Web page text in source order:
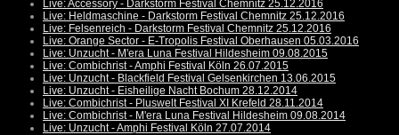
Live: Accessory - Darkstorm Festival Chemnitz 25.12.2016
Live: Heldmaschine - Darkstorm Festival Chemnitz 25.12.2016
Live: Felsenreich - Darkstorm Festival Chemnitz 25.12.2016
Live: Orange Sector - E-Tropolis Festival Oberhausen 05.03.2016
Live: Unzucht - M'era Luna Festival Hildesheim 09.08.2015
Live: Combichrist - Amphi Festival Köln 26.07.2015
Live: Unzucht - Blackfield Festival Gelsenkirchen 13.06.2015
Live: Unzucht - Eisheilige Nacht Bochum 28.12.2014
Live: Combichrist - Pluswelt Festival XI Krefeld 28.11.2014
Live: Combichrist - M'era Luna Festival Hildesheim 09.08.2014
Live: Unzucht - Amphi Festival Köln 27.07.2014